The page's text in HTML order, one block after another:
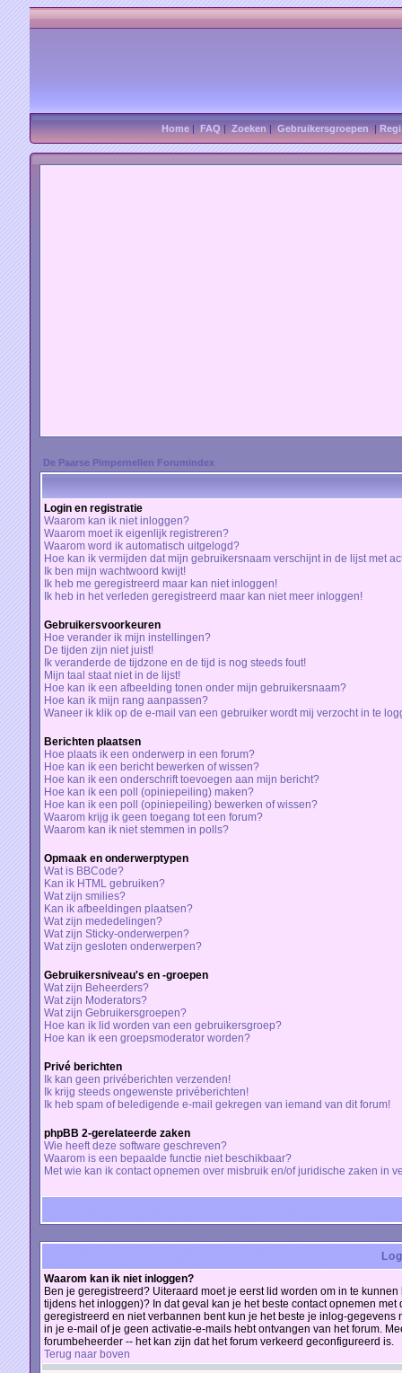
Home|FAQ|Zoeken|Gebruikersgroepen|
De Paarse Pimpernellen Forumindex
Login en registratie
Waarom kan ik niet inloggen?
Waarom moet ik eigenlijk registreren?
Waarom word ik automatisch uitgelogd?
Hoe kan ik vermijden dat mijn gebruikersnaam verschijnt in de lijst met
Ik ben mijn wachtwoord kwijt!
Ik heb me geregistreerd maar kan niet inloggen!
Ik heb in het verleden geregistreerd maar kan niet meer inloggen!
Gebruikersvoorkeuren
Hoe verander ik mijn instellingen?
De tijden zijn niet juist!
Ik veranderde de tijdzone en de tijd is nog steeds fout!
Mijn taal staat niet in de lijst!
Hoe kan ik een afbeelding tonen onder mijn gebruikersnaam?
Hoe kan ik mijn rang aanpassen?
Waneer ik klik op de e-mail van een gebruiker wordt mij verzocht in te
Berichten plaatsen
Hoe plaats ik een onderwerp in een forum?
Hoe kan ik een bericht bewerken of wissen?
Hoe kan ik een onderschrift toevoegen aan mijn bericht?
Hoe kan ik een poll (opiniepeiling) maken?
Hoe kan ik een poll (opiniepeiling) bewerken of wissen?
Waarom krijg ik geen toegang tot een forum?
Waarom kan ik niet stemmen in polls?
Opmaak en onderwerptypen
Wat is BBCode?
Kan ik HTML gebruiken?
Wat zijn smilies?
Kan ik afbeeldingen plaatsen?
Wat zijn mededelingen?
Wat zijn Sticky-onderwerpen?
Wat zijn gesloten onderwerpen?
Gebruikersniveau's en -groepen
Wat zijn Beheerders?
Wat zijn Moderators?
Wat zijn Gebruikersgroepen?
Hoe kan ik lid worden van een gebruikersgroep?
Hoe kan ik een groepsmoderator worden?
Privé berichten
Ik kan geen privéberichten verzenden!
Ik krijg steeds ongewenste privéberichten!
Ik heb spam of beledigende e-mail gekregen van iemand van dit forum!
phpBB 2-gerelateerde zaken
Wie heeft deze software geschreven?
Waarom is een bepaalde functie niet beschikbaar?
Met wie kan ik contact opnemen over misbruik en/of juridische zaken in
Waarom kan ik niet inloggen?
Ben je geregistreerd? Uiteraard moet je eerst lid worden om in te
tijdens het inloggen)? In dat geval kan je het beste contact opnemen
geregistreerd en niet verbannen bent kun je het beste je inlog-
in je e-mail of je geen activatie-e-mails hebt ontvangen van het forum.
forumbeheerder -- het kan zijn dat het forum verkeerd geconfigureerd is.
Terug naar boven